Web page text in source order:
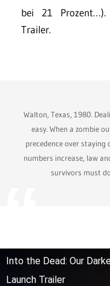
bei 21 Prozent…).
Trailer.
Walton, Texas, 1980.
easy. When a zombie
precedence over staying
numbers increase, law
survivors must
Into the Dead: Our
Launch Trailer